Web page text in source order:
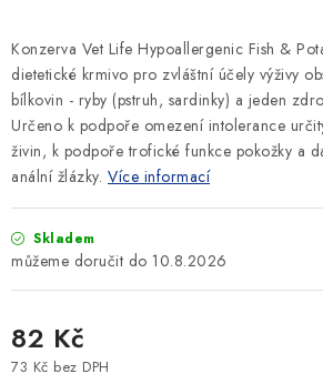
Konzerva Vet Life Hypoallergenic Fish &
dietetické krmivo pro zvláštní účely výživy
bílkovin - ryby (pstruh, sardinky) a jeden
Určeno k podpoře omezení intolerance
živin, k podpoře trofické funkce pokožky a
anální žlázky. Více informací
Skladem
10.8.2026
82 Kč
73 Kč bez DPH